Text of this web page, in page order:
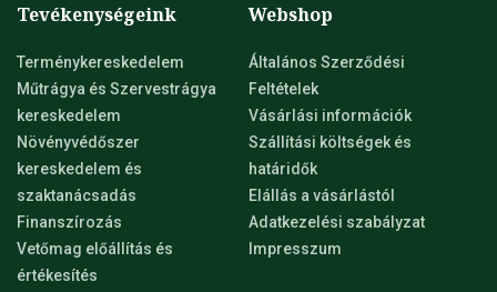
Tevékenységeink
Terménykereskedelem
Műtrágya és Szervestrágya
kereskedelem
Növényvédőszer
kereskedelem és
szaktanácsadás
Finanszírozás
Vetőmag előállítás és
értékesítés
Webshop
Általános Szerződési
Feltételek
Vásárlási információk
Szállítási költségek és
határidők
Elállás a vásárlástól
Adatkezelési szabályzat
Impresszum